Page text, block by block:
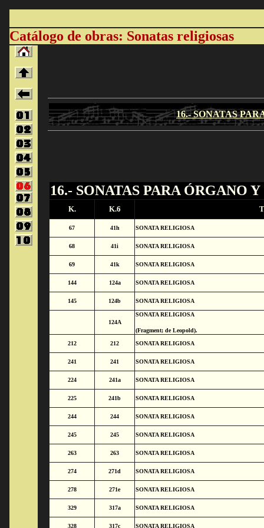
Catálogo de obras: Sonatas religiosas
16.- SONATAS
16.- SONATAS PARA ÓRGANO
K. K.6
67 41h SONATA RELIGIOSA
68 41i SONATA RELIGIOSA
69 41k SONATA RELIGIOSA
144 124a SONATA RELIGIOSA
145 124b SONATA RELIGIOSA
124A
SONATA RELIGIOSA
(Fragment; de Leopold).
212
212 SONATA RELIGIOSA
241 241 SONATA RELIGIOSA
224 241a SONATA RELIGIOSA
225 241b SONATA RELIGIOSA
244 244 SONATA RELIGIOSA
245 245 SONATA RELIGIOSA
263 263 SONATA RELIGIOSA
274 271d SONATA RELIGIOSA
278 271e SONATA RELIGIOSA
329 317a SONATA RELIGIOSA
328 317c SONATA RELIGIOSA